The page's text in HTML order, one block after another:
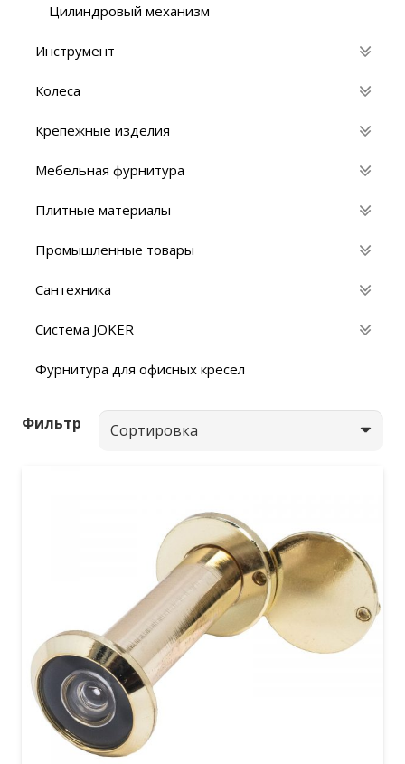
Цилиндровый механизм
Инструмент
Колеса
Крепёжные изделия
Мебельная фурнитура
Плитные материалы
Промышленные товары
Сантехника
Система JOKER
Фурнитура для офисных кресел
Фильтр